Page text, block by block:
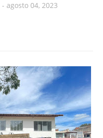
- agosto 04, 2023